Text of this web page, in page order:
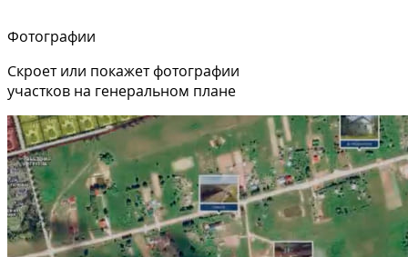
Фотографии
Скроет или покажет фотографии
участков на генеральном плане